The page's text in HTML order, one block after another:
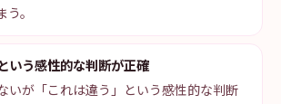
。
いう感性的な判断が正確
いが「これは違う」という感性的な判断